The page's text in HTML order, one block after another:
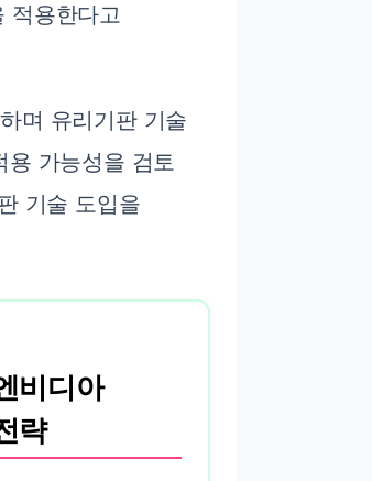
적용한다고
며 유리기판 기술
용 가능성을 검토
기술 도입을
비디아
략